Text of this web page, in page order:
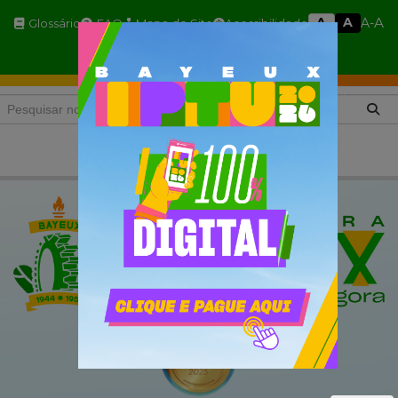
Glossário FAQ Mapa do Site Acessibilidade A A A-A